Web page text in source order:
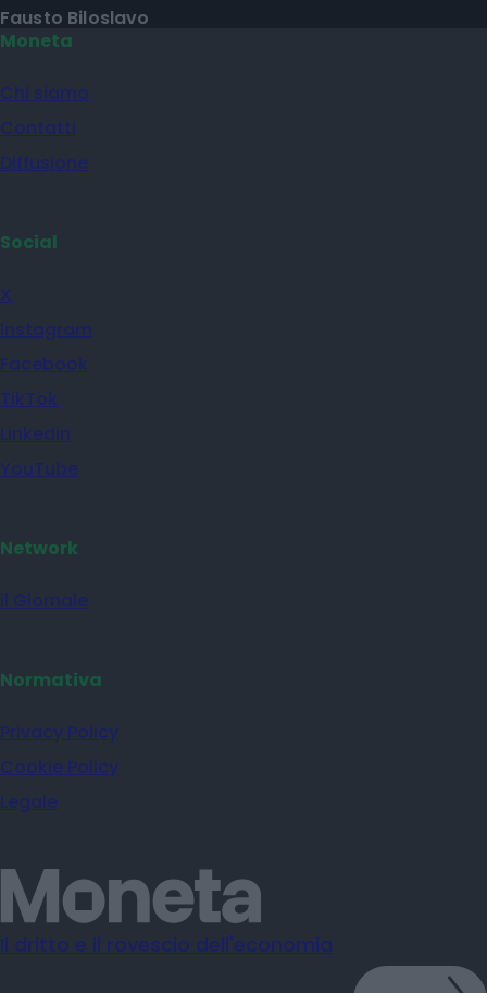
Fausto Biloslavo
Moneta
Chi siamo
Contatti
Diffusione
Social
X
Instagram
Facebook
TikTok
Linkedin
YouTube
Network
il Giornale
Normativa
Privacy Policy
Cookie Policy
Legale
Il dritto e il rovescio dell'economia